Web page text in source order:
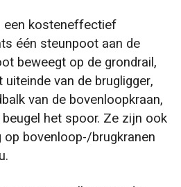
een kosteneffectief
één steunpoot aan de
beweegt op de grondrail,
van de brugligger,
van de bovenloopkraan,
het spoor. Ze zijn ook
op bovenloop-/brugkranen